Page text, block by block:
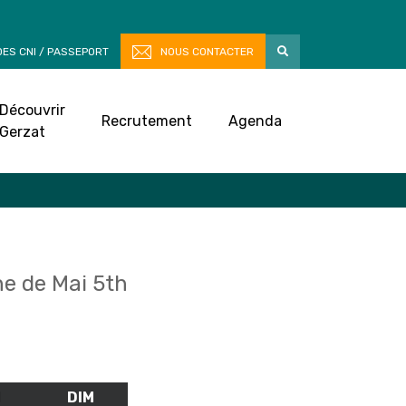
CNI / PASSEPORT NOUS CONTACTER
Découvrir
Gerzat
Recrutement Agenda
de Mai 5th
DIM